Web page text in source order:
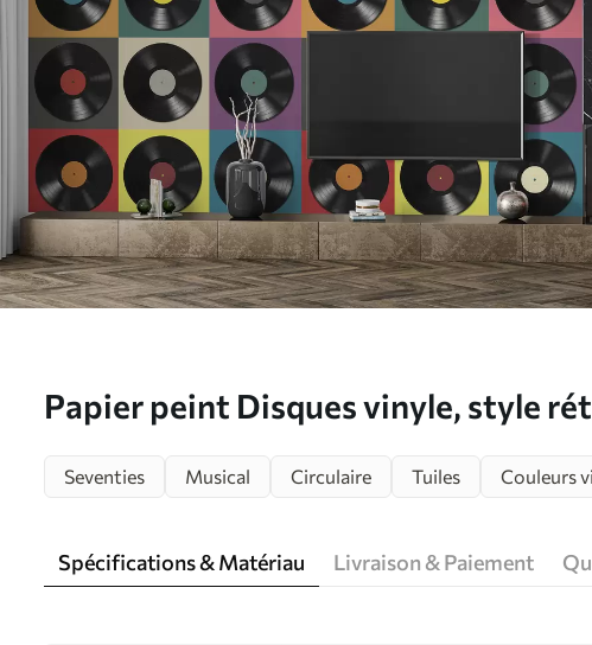
Papier peint Disques vinyle, style
Seventies Musical Circulaire Tuiles Couleurs
Spécifications & Matériau Livraison & Paiement